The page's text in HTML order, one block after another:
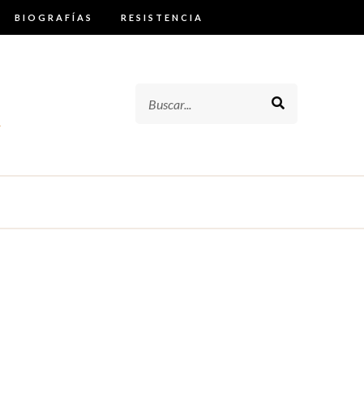
BIOGRAFÍAS RESISTENCIA